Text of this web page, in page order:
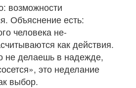
возможности
Объяснение есть:
человека не-
как действия.
не делаешь в надежде,
это неделание
выбор.